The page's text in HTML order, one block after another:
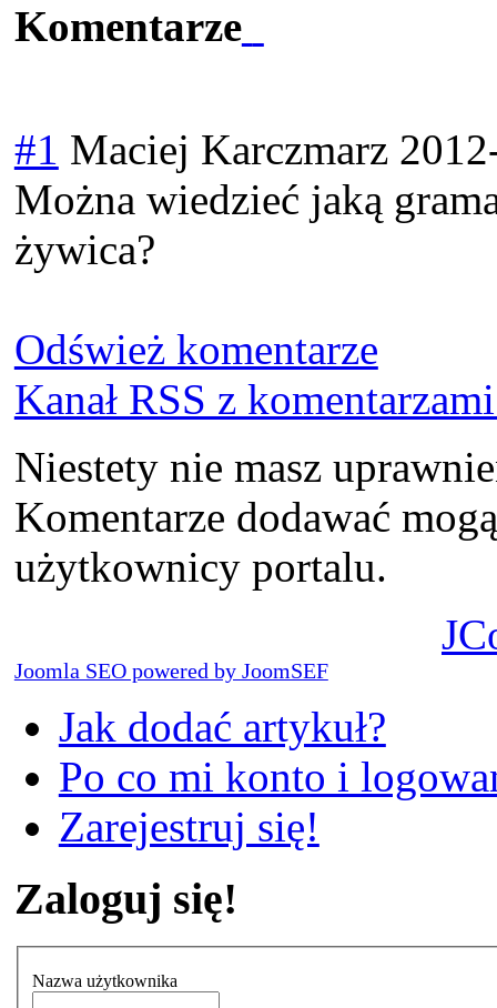
Komentarze
#1 Maciej Karczmarz
Można wiedzieć jaką
żywica?
Odśwież komentarze
Kanał RSS z
Niestety nie masz
Komentarze dodawać
użytkownicy portalu.
Joomla SEO powered by JoomSEF
Jak dodać artykuł?
Po co mi konto i
Zarejestruj się!
Zaloguj się!
Nazwa użytkownika